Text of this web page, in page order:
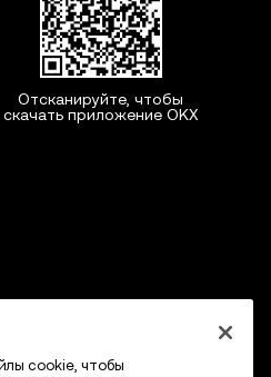
Отсканируйте, чтобы
скачать приложение OKX
cookie, чтобы